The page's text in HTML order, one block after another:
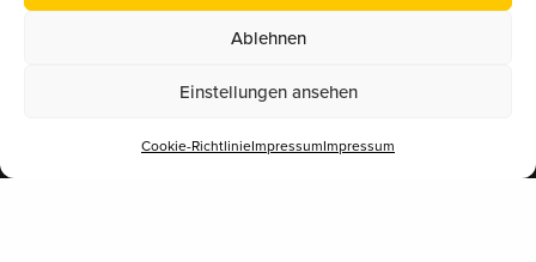
Ablehnen
Einstellungen ansehen
Cookie-RichtlinieImpressumImpressum